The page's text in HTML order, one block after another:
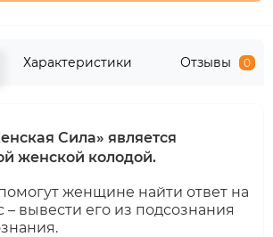
Характеристики Отзывы 0
Сила» является
женской колодой.
женщине найти ответ на
вывести его из подсознания